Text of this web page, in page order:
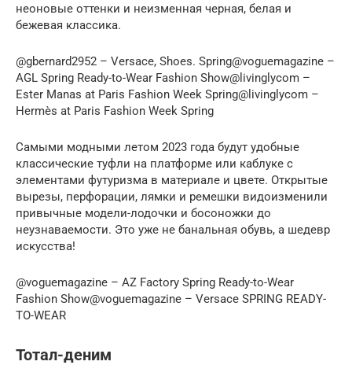
неоновые оттенки и неизменная черная, белая и
бежевая классика.
@gbernard2952 – Versace, Shoes. Spring@voguemagazine –
AGL Spring Ready-to-Wear Fashion Show@livinglycom –
Ester Manas at Paris Fashion Week Spring@livinglycom –
Hermès at Paris Fashion Week Spring
Самыми модными летом 2023 года будут удобные
классические туфли на платформе или каблуке с
элементами футуризма в материале и цвете. Открытые
вырезы, перфорации, лямки и ремешки видоизменили
привычные модели-лодочки и босоножки до
неузнаваемости. Это уже не банальная обувь, а шедевр
искусства!
@voguemagazine – AZ Factory Spring Ready-to-Wear
Fashion Show@voguemagazine – Versace SPRING READY-
TO-WEAR
Тотал-деним